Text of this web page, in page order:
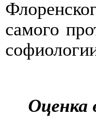
самого
Оценка